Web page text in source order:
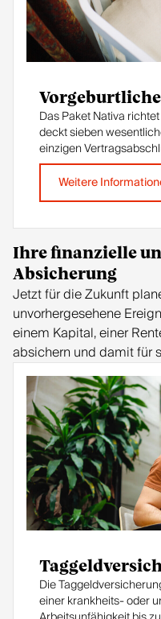
Das Paket Nativa
deckt sieben
einzigen
Weitere
Ihre finanzielle
Absicherung
Jetzt für die Zukunft
unvorhergesehene
einem Kapital, einer
absichern und damit für
Die
einer krankheits- oder